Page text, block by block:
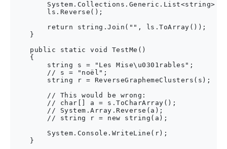
System.Collections.Generic.List<string>
        ls.Reverse();
        return string.Join("", ls.ToArray());
    }
    public static void TestMe()
    {
        string s = "Les Mise\u0301rables";
        // s = "noël";
        string r = ReverseGraphemeClusters(s);
        // This would be wrong:
        // char[] a = s.ToCharArray();
        // System.Array.Reverse(a);
        // string r = new string(a);
        System.Console.WriteLine(r);